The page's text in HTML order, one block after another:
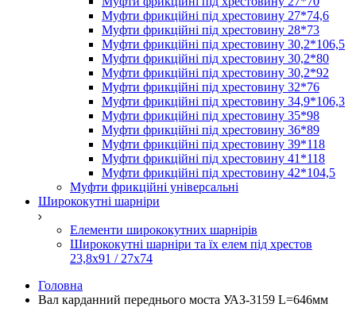
Муфти фрикційні під хрестовину 27*74,6
Муфти фрикційні під хрестовину 28*73
Муфти фрикційні під хрестовину 30,2*106,5
Муфти фрикційні під хрестовину 30,2*80
Муфти фрикційні під хрестовину 30,2*92
Муфти фрикційні під хрестовину 32*76
Муфти фрикційні під хрестовину 34,9*106,3
Муфти фрикційні під хрестовину 35*98
Муфти фрикційні під хрестовину 36*89
Муфти фрикційні під хрестовину 39*118
Муфти фрикційні під хрестовину 41*118
Муфти фрикційні під хрестовину 42*104,5
Муфти фрикційні універсальні
Ширококутні шарніри
Елементи ширококутних шарнірів
Ширококутні шарніри та їх елем під хрестов
23,8х91 / 27x74
Головна
Вал карданний переднього моста УАЗ-3159 L=646мм